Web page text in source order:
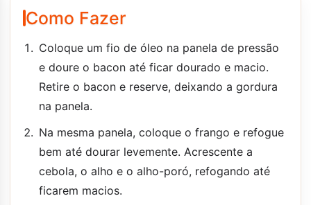
Como Fazer
Coloque um fio de óleo na panela de pressão
e doure o bacon até ficar dourado e macio.
Retire o bacon e reserve, deixando a gordura
na panela.
Na mesma panela, coloque o frango e refogue
bem até dourar levemente. Acrescente a
cebola, o alho e o alho-poró, refogando até
ficarem macios.